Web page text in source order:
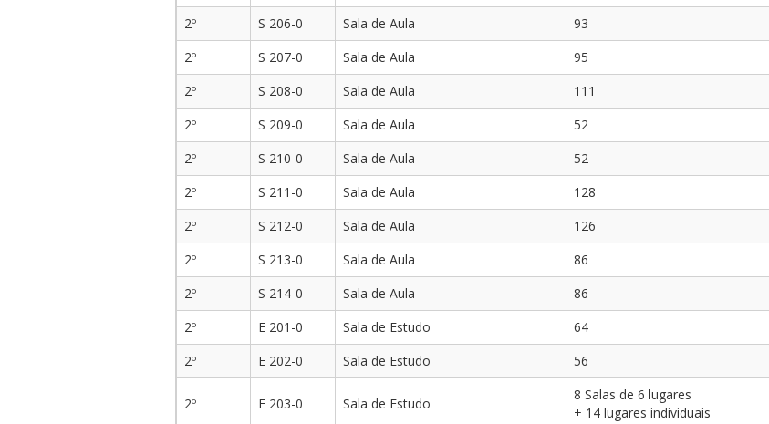
2º
S 206-0 Sala de Aula 93
2º
S 207-0 Sala de Aula 95
2º
S 208-0 Sala de Aula 111
2º
S 209-0 Sala de Aula 52
2º
S 210-0 Sala de Aula 52
2º
S 211-0 Sala de Aula 128
2º
S 212-0 Sala de Aula 126
2º
S 213-0 Sala de Aula 86
2º
S 214-0 Sala de Aula 86
2º
E 201-0 Sala de Estudo 64
2º
E 202-0 Sala de Estudo 56
2º E 203-0 Sala de Estudo
8 Salas de 6 lugares
+ 14 lugares individuais